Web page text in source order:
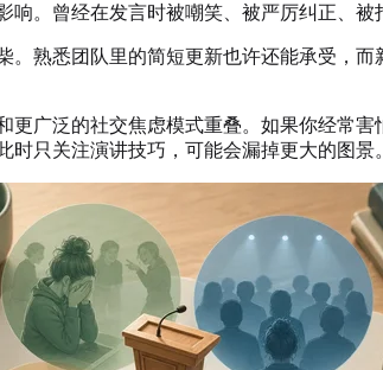
响。曾经在发言时被嘲笑、被严厉纠正、
。熟悉团队里的简短更新也许还能承受，
更广泛的社交焦虑模式重叠。如果你经常
时只关注演讲技巧，可能会漏掉更大的图景。